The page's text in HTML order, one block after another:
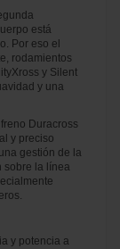
está
Por eso el
rodamientos
y Silent
y una
Duracross
y preciso
gestión de la
sobre la línea
y potencia a